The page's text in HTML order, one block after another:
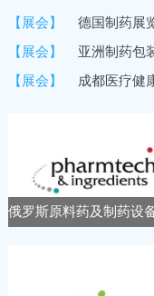
【展会】
德国制药展
【展会】
亚洲制药包
【展会】
成都医疗健
俄罗斯原料药及制药设